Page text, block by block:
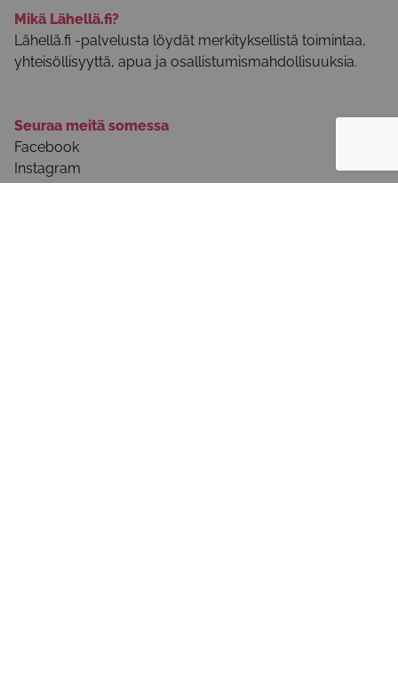
Mikä Lähellä.fi?
Lähellä.fi -palvelusta löydät merkityksellistä toimintaa,
yhteisöllisyyttä, apua ja osallistumismahdollisuuksia.
Seuraa meitä somessa
Facebook
Instagram